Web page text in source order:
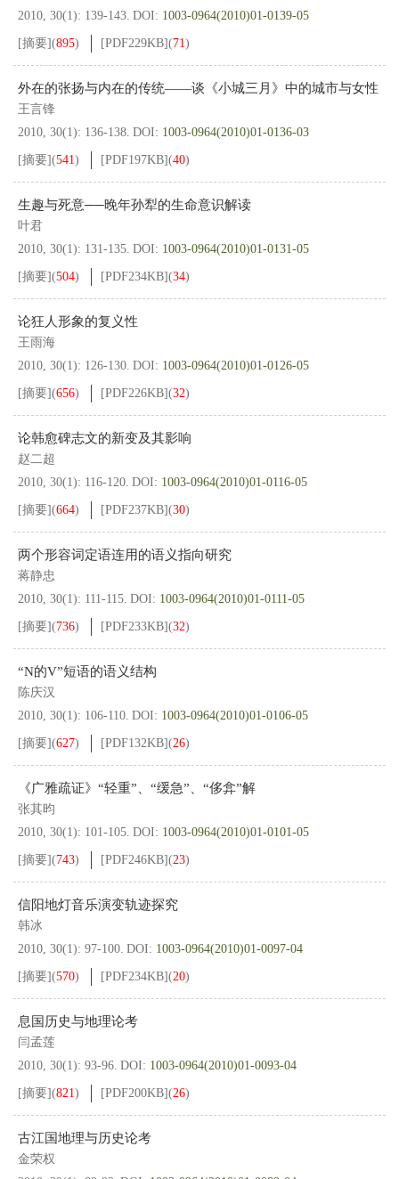
2010, 30(1): 139-143. DOI: 1003-0964(2010)01-0139-05
[摘要](895) [PDF229KB](71)
外在的张扬与内在的传统——谈《小城三月》中的城市与女性
王言锋
2010, 30(1): 136-138. DOI: 1003-0964(2010)01-0136-03
[摘要](541) [PDF197KB](40)
生趣与死意──晚年孙犁的生命意识解读
叶君
2010, 30(1): 131-135. DOI: 1003-0964(2010)01-0131-05
[摘要](504) [PDF234KB](34)
论狂人形象的复义性
王雨海
2010, 30(1): 126-130. DOI: 1003-0964(2010)01-0126-05
[摘要](656) [PDF226KB](32)
论韩愈碑志文的新变及其影响
赵二超
2010, 30(1): 116-120. DOI: 1003-0964(2010)01-0116-05
[摘要](664) [PDF237KB](30)
两个形容词定语连用的语义指向研究
蒋静忠
2010, 30(1): 111-115. DOI: 1003-0964(2010)01-0111-05
[摘要](736) [PDF233KB](32)
“N的V”短语的语义结构
陈庆汉
2010, 30(1): 106-110. DOI: 1003-0964(2010)01-0106-05
[摘要](627) [PDF132KB](26)
《广雅疏证》“轻重”、“缓急”、“侈弇”解
张其昀
2010, 30(1): 101-105. DOI: 1003-0964(2010)01-0101-05
[摘要](743) [PDF246KB](23)
信阳地灯音乐演变轨迹探究
韩冰
2010, 30(1): 97-100. DOI: 1003-0964(2010)01-0097-04
[摘要](570) [PDF234KB](20)
息国历史与地理论考
闫孟莲
2010, 30(1): 93-96. DOI: 1003-0964(2010)01-0093-04
[摘要](821) [PDF200KB](26)
古江国地理与历史论考
金荣权